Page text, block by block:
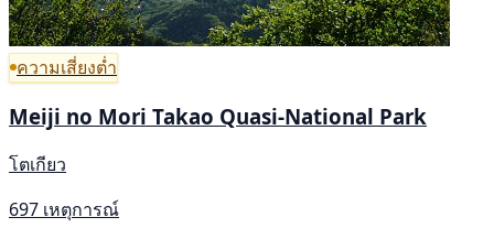
ความเสี่ยงต่ำ
Meiji no Mori Takao Quasi-National Park
โตเกียว
697 เหตุการณ์